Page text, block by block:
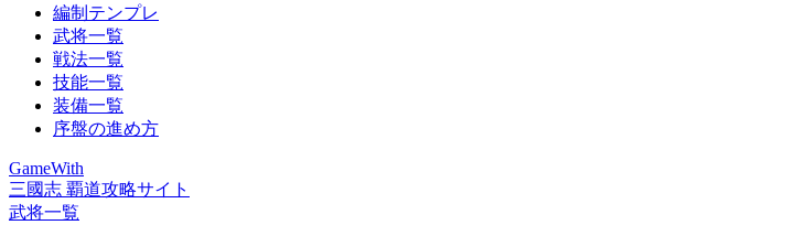
編制テンプレ
武将一覧
戦法一覧
技能一覧
装備一覧
序盤の進め方
GameWith
三國志 覇道攻略サイト
武将一覧